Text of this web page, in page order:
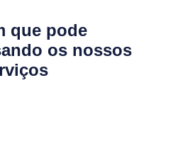
que pode
os nossos